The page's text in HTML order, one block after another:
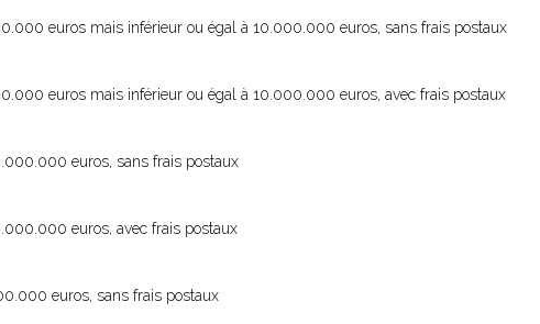
euros mais inférieur ou égal à 10.000.000 euros, sans frais postaux
euros mais inférieur ou égal à 10.000.000 euros, avec frais postaux
euros, sans frais postaux
euros, avec frais postaux
euros, sans frais postaux